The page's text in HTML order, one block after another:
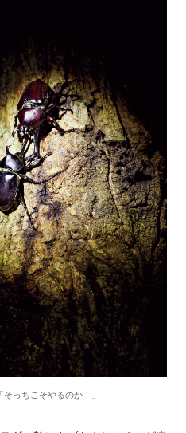
そっちこそやるのか！」